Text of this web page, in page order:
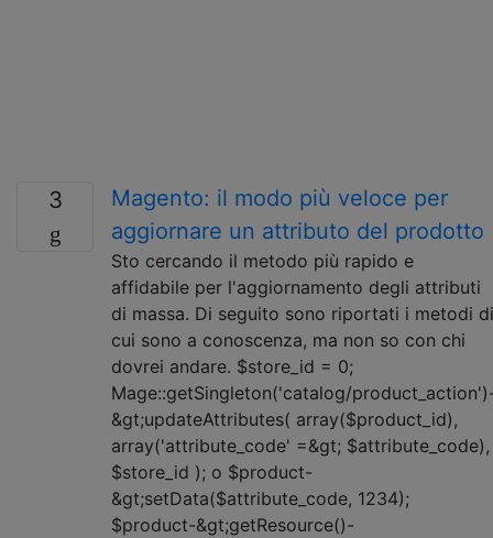
3
Magento: il modo più veloce per
aggiornare un attributo del prodotto
Sto cercando il metodo più rapido e
affidabile per l'aggiornamento degli attributi
di massa. Di seguito sono riportati i metodi di
cui sono a conoscenza, ma non so con chi
dovrei andare. $store_id = 0;
Mage::getSingleton('catalog/
&gt;updateAttributes( array($product_id),
array('attribute_code' =&gt; $attribute_code),
$store_id ); o $product-
&gt;setData($attribute_code, 1234);
$product-&gt;getResource()-